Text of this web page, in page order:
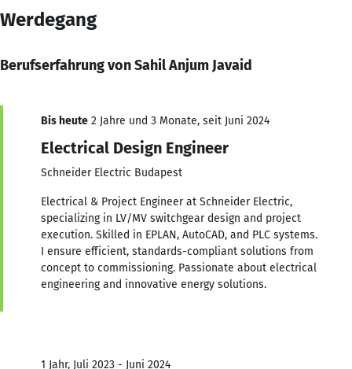
Werdegang
Berufserfahrung von Sahil Anjum Javaid
Bis heute 2 Jahre und 3 Monate, seit Juni 2024
Electrical Design Engineer
Schneider Electric Budapest
Electrical & Project Engineer at Schneider Electric,
specializing in LV/MV switchgear design and project
execution. Skilled in EPLAN, AutoCAD, and PLC systems.
I ensure efficient, standards-compliant solutions from
concept to commissioning. Passionate about electrical
engineering and innovative energy solutions.
1 Jahr, Juli 2023 - Juni 2024